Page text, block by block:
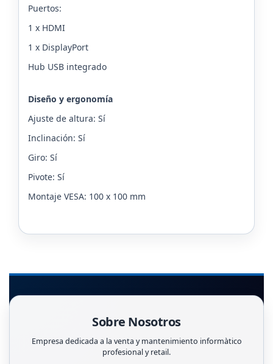
Puertos:
1 x HDMI
1 x DisplayPort
Hub USB integrado
Diseño y ergonomía
Ajuste de altura: Sí
Inclinación: Sí
Giro: Sí
Pivote: Sí
Montaje VESA: 100 x 100 mm
Sobre Nosotros
Empresa dedicada a la venta y mantenimiento informàtico
profesional y retail.